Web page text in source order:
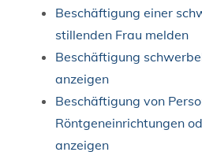
Beschäftigung einer
stillenden Frau melden
Beschäftigung
anzeigen
Beschäftigung von
Röntgeneinrichtungen
anzeigen